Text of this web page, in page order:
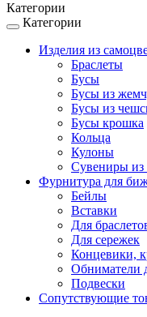
Категории
Toggle
navigation
Категории
Изделия из
Браслеты
Бусы
Бусы из
Бусы из
Бусы крошка
Кольца
Кулоны
Сувениры из
Фурнитура для
Бейлы
Вставки
Для
Для сережек
Концевики,
Обниматели
Подвески
Сопутствующие